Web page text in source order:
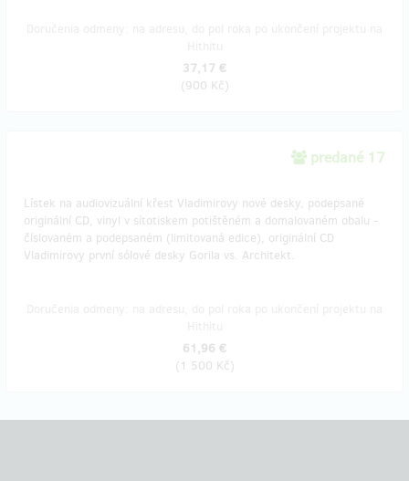
37,17 €
(900 Kč)
predané 17
Lístek na audiovizuální křest Vladimirovy nové desky, podepsané
originální CD, vinyl v sítotiskem potištěném a domalovaném obalu -
číslovaném a podepsaném (limitovaná edice), originální CD
Vladimirovy první sólové desky Gorila vs. Architekt.
61,96 €
(1 500 Kč)